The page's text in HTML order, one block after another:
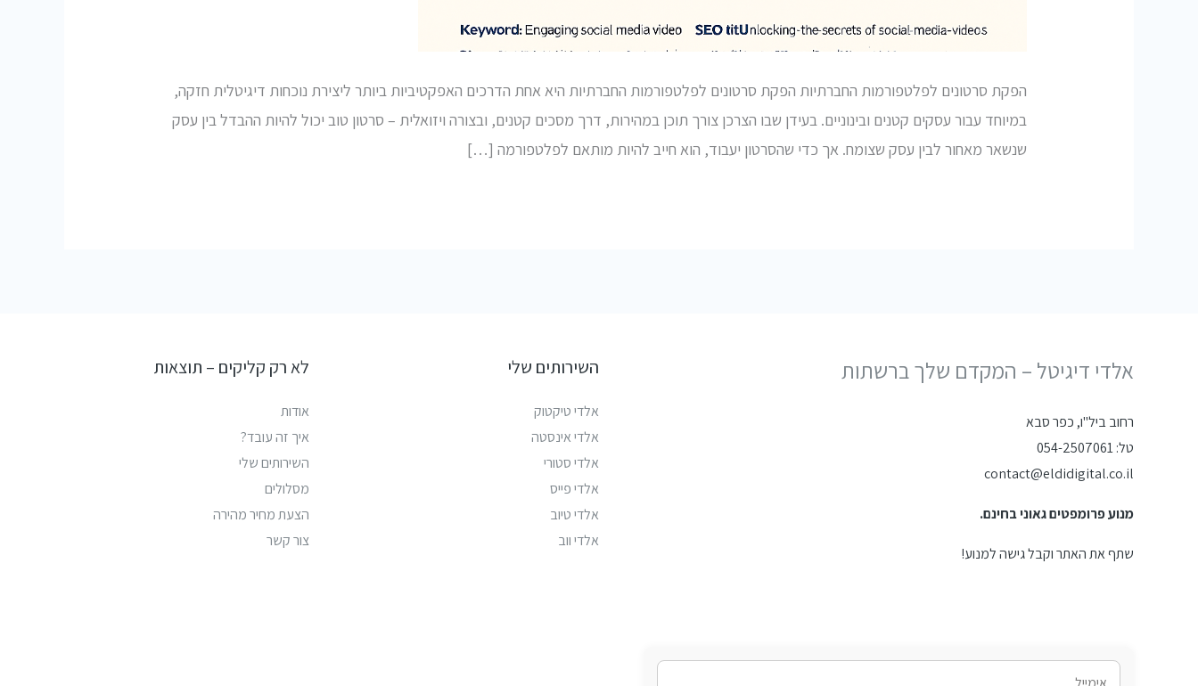
הפקת סרטונים לפלטפורמות החברתיות הפקת סרטונים לפלטפורמות החברתיות היא אחת הדרכים האפקטיביות ביותר ליצירת נוכחות דיגיטלית חזקה,
במיוחד עבור עסקים קטנים ובינוניים. בעידן שבו הצרכן צורך תוכן במהירות, דרך מסכים קטנים, ובצורה ויזואלית – סרטון טוב יכול להיות ההבדל בין עסק
שנשאר מאחור לבין עסק שצומח. אך כדי שהסרטון יעבוד, הוא חייב להיות מותאם לפלטפורמה […]
אלדי דיגיטל – המקדם שלך ברשתות
רחוב ביל"ו, כפר סבא
טל: 054-2507061
contact@eldidigital.co.il
מנוע פרומפטים גאוני בחינם.
שתף את האתר וקבל גישה למנוע!
השירותים שלי
אלדי טיקטוק
אלדי אינסטה
אלדי סטורי
אלדי פייס
אלדי טיוב
אלדי ווב
לא רק קליקים – תוצאות
אודות
איך זה עובד?
השירותים שלי
מסלולים
הצעת מחיר מהירה
צור קשר